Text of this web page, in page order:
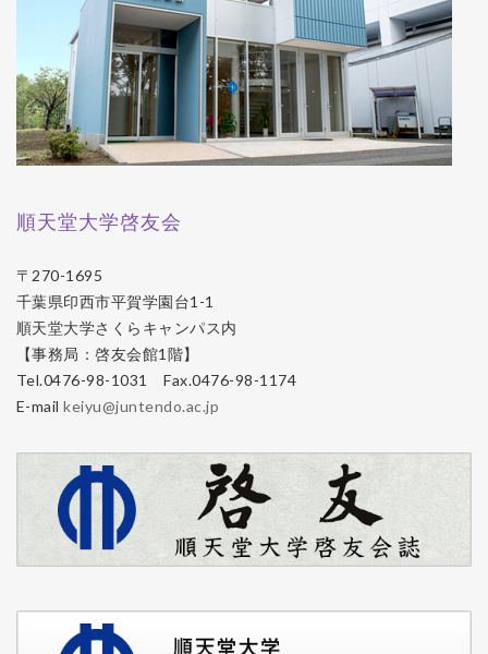
順天堂大学啓友会
〒270-1695
千葉県印西市平賀学園台1-1
順天堂大学さくらキャンパス内
【事務局：啓友会館1階】
Tel.0476-98-1031 Fax.0476-98-1174
E-mailkeiyu@juntendo.ac.jp